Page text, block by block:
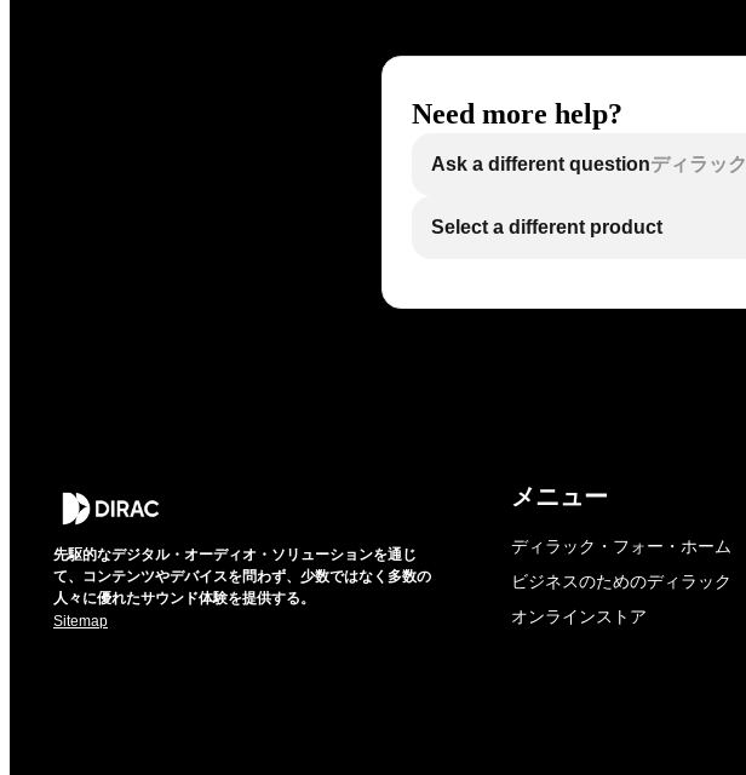
Need more help?
Ask a different questionディラッ
Select a different product
先駆的なデジタル・オーディオ・ソリューションを通じ
て、コンテンツやデバイスを問わず、少数ではなく多数の
人々に優れたサウンド体験を提供する。
Sitemap
メニュー
ディラック・フォー・ホーム
ビジネスのためのディラック
オンラインストア